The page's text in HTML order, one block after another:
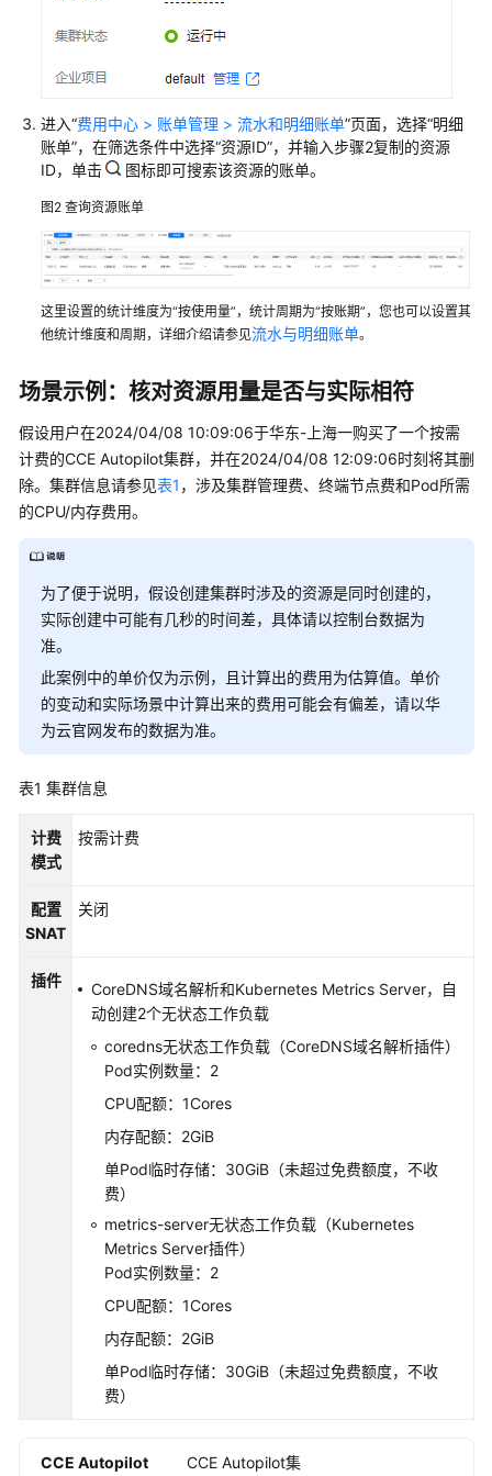
计
样
变
计
费
模
式
套
包
续
费
费
用
单
欠
费
明
停
止
费
FAQ
速
考
进入“费用中心 > 账单管理 > 流水和明细账单”页面，选择“明细
账单”，在筛选条件中选择“资源ID”，并输入步骤2复制的资源
ID，单击
图标即可搜索该资源的账单。
图2 查询资源账单
这里设置的统计维度为“按使用量”，统计周期为“按账期”，您也可以设置其
他统计维度和周期，详细介绍请参见流水与明细账单。
场景示例：核对资源用量是否与实际相符
假设用户在2024/04/08 10:09:06于华东-上海一购买了一个按需
计费的CCE Autopilot集群，并在2024/04/08 12:09:06时刻将其删
除。集群信息请参见表1 ，涉及集群管理费、终端节点费和Pod所需
的CPU/内存费用。
为了便于说明，假设创建集群时涉及的资源是同时创建的，
实际创建中可能有几秒的时间差，具体请以控制台数据为
准。
此案例中的单价仅为示例，且计算出的费用为估算值。单价
的变动和实际场景中计算出来的费用可能会有偏差，请以华
为云官网发布的数据为准。
表1 集群信息
计费
模式
按需计费
配置
SNAT
关闭
插件
CoreDNS域名解析和Kubernetes Metrics Server，自
动创建2个无状态工作负载
coredns无状态工作负载（CoreDNS域名解析插件）
Pod实例数量：2
CPU配额：1Cores
内存配额：2GiB
单Pod临时存储：30GiB（未超过免费额度，不收
费）
metrics-server无状态工作负载（Kubernetes
Metrics Server插件）
Pod实例数量：2
CPU配额：1Cores
内存配额：2GiB
单Pod临时存储：30GiB（未超过免费额度，不收
费）
CCE Autopilot
CCE Autopilot集